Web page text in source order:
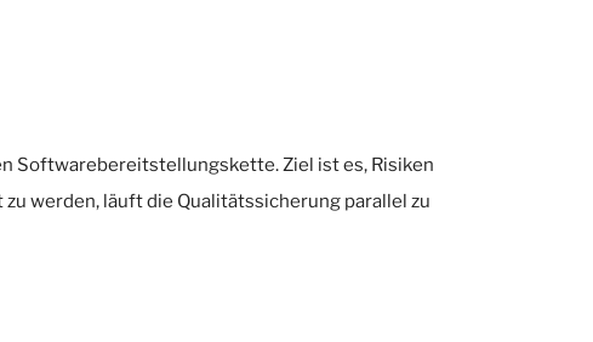
Softwarebereitstellungskette. Ziel ist es, Risiken
werden, läuft die Qualitätssicherung parallel zu